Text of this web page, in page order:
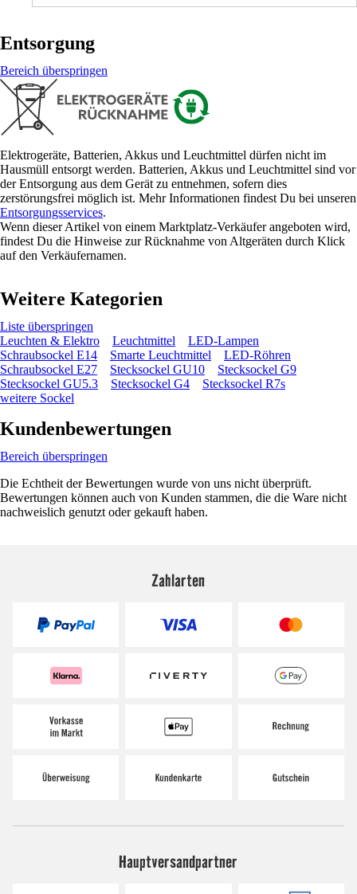
Entsorgung
Bereich überspringen
Elektrogeräte, Batterien, Akkus und Leuchtmittel dürfen nicht im
Hausmüll entsorgt werden. Batterien, Akkus und Leuchtmittel sind vor
der Entsorgung aus dem Gerät zu entnehmen, sofern dies
zerstörungsfrei möglich ist. Mehr Informationen findest Du bei unseren
Entsorgungsservices.
Wenn dieser Artikel von einem Marktplatz-Verkäufer angeboten wird,
findest Du die Hinweise zur Rücknahme von Altgeräten durch Klick
auf den Verkäufernamen.
Weitere Kategorien
Liste überspringen
Leuchten & Elektro
Leuchtmittel
LED-Lampen
Schraubsockel E14
Smarte Leuchtmittel
LED-Röhren
Schraubsockel E27
Stecksockel GU10
Stecksockel G9
Stecksockel GU5.3
Stecksockel G4
Stecksockel R7s
weitere Sockel
Kundenbewertungen
Bereich überspringen
Die Echtheit der Bewertungen wurde von uns nicht überprüft.
Bewertungen können auch von Kunden stammen, die die Ware nicht
nachweislich genutzt oder gekauft haben.
Zahlarten
Hauptversandpartner